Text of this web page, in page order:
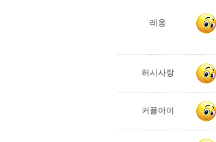
레옹
허시사랑
커플아이